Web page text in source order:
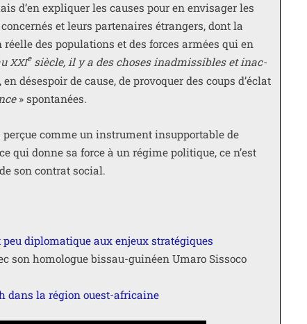
d’en expli­quer les causes pour en envi­sa­ger les
et leurs par­te­naires étran­gers, dont la
des popu­la­tions et des forces armées qui en
XXIesiècle, il y a des choses inad­mis­sibles et inac­
déses­poir de cause, de pro­vo­quer des coups d’éclat
» spontanées.
comme un ins­tru­ment insup­por­table de
qui donne sa force à un régime poli­tique, ce n’est
son contrat social.
diplo­ma­tique aux enjeux stra­té­giques
son homo­logue bis­sau-gui­néen Umaro Sissoco
dans la région ouest-africaine